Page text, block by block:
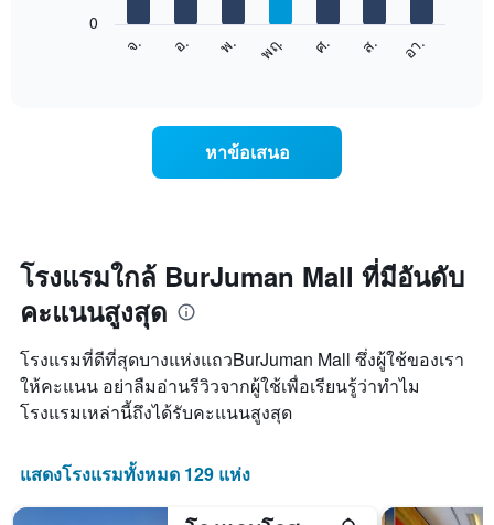
ราคา
เฉลี่ย
ของ
พัก
แผนภูมิ
วัน
ของ
สัปดาห์
แผนภูมิ
มี
แกน
X
แสดง
จ. อ. พ. พฤ. ศ. ส. อา.
0
หาข้อเสนอ
โรงแรมใกล้ BurJuman Mall ที่มีอันดับ
คะแนนสูงสุด
โรงแรมที่ดีที่สุดบางแห่งแถวBurJuman Mall ซึ่งผู้ใช้ของเรา
ให้คะแนน อย่าลืมอ่านรีวิวจากผู้ใช้เพื่อเรียนรู้ว่าทำไม
โรงแรมเหล่านี้ถึงได้รับคะแนนสูงสุด
แสดงโรงแรมทั้งหมด 129 แห่ง